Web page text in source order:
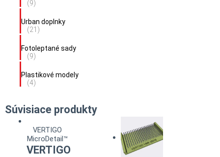
(9)
Urban doplnky
(21)
Fotoleptané sady
(9)
Plastikové modely
(4)
Súvisiace produkty
VERTIGO
MicroDetail™
VERTIGO